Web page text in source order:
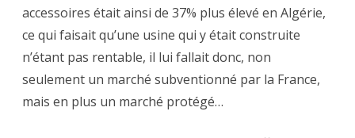
accessoires était ainsi de 37% plus élevé en Algérie,
ce qui faisait qu’une usine qui y était construite
n’étant pas rentable, il lui fallait donc, non
seulement un marché subventionné par la France,
mais en plus un marché protégé…